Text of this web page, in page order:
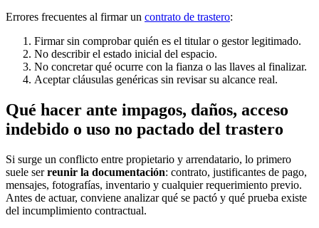
Errores frecuentes al firmar un contrato de trastero:
Firmar sin comprobar quién es el titular o gestor legitimado.
No describir el estado inicial del espacio.
No concretar qué ocurre con la fianza o las llaves al finalizar.
Aceptar cláusulas genéricas sin revisar su alcance real.
Qué hacer ante impagos, daños, acceso
indebido o uso no pactado del trastero
Si surge un conflicto entre propietario y arrendatario, lo primero
suele serreunir la documentación: contrato, justificantes de pago,
mensajes, fotografías, inventario y cualquier requerimiento previo.
Antes de actuar, conviene analizar qué se pactó y qué prueba existe
del incumplimiento contractual.